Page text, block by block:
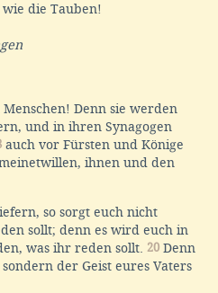
die Tauben!
Denn sie werden
und in ihren Synagogen
auch vor Fürsten und Könige
ihnen und den
so sorgt euch nicht
sollt; denn es wird euch in
was ihr reden sollt. 20 Denn
der Geist eures Vaters